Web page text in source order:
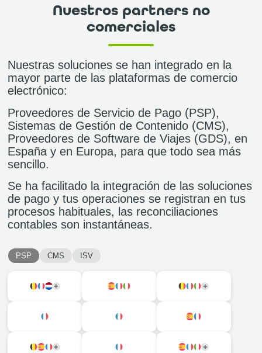
Nuestros partners no
comerciales
Nuestras soluciones se han integrado en la
mayor parte de las plataformas de comercio
electrónico:
Proveedores de Servicio de Pago (PSP),
Sistemas de Gestión de Contenido (CMS),
Proveedores de Software de Viajes (GDS), en
España y en Europa, para que todo sea más
sencillo.
Se ha facilitado la integración de las soluciones
de pago y tus operaciones se registran en tus
procesos habituales, las reconciliaciones
contables son instantáneas.
PSP CMS ISV
Bélgica
Francia
Holanda
+1 España
Francia
Italia Bélgica
Francia
Italia
+2
Francia Francia España
Francia
Bélgica
España
Francia
+2 Francia España
Francia
Italia
+1